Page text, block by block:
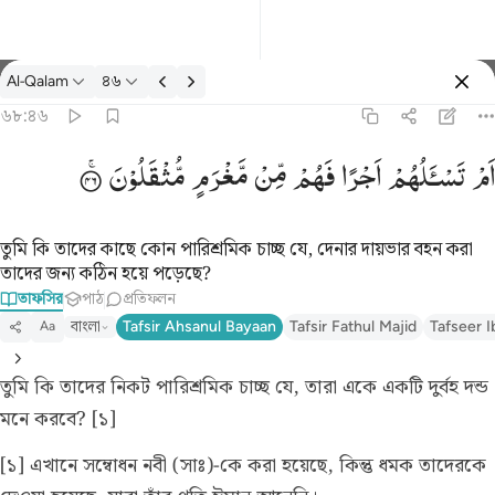
তাফসির: Al-Qalam ৬৮:৪৬
Al-Qalam ৪৬
৬৮:৪৬
ام تسالهم اجرا فهم من مغرم مثقلون ٤٦
أَمْ تَسْـَٔلُهُمْ أَجْرًۭا فَهُم مِّن مَّغْرَمٍۢ مُّثْقَلُونَ ٤٦
اَمْتَسْـَٔلُهُمْاَجْرًافَهُمْمِّنْمَّغْرَمٍمُّثْقَلُوْنَ
তুমি কি তাদের কাছে কোন পারিশ্রমিক চাচ্ছ যে, দেনার দায়ভার বহন করা
তাদের জন্য কঠিন হয়ে পড়েছে?
তাফসির পাঠ প্রতিফলন
Aa বাংলা Tafsir Ahsanul Bayaan Tafsir Fathul Majid Tafseer
তুমি কি তাদের নিকট পারিশ্রমিক চাচ্ছ যে, তারা একে একটি দুর্বহ দন্ড
মনে করবে? [১]
[১] এখানে সম্বোধন নবী (সাঃ)-কে করা হয়েছে, কিন্তু ধমক তাদেরকে